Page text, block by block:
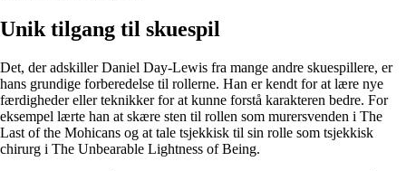
Unik tilgang til skuespil
Det, der adskiller Daniel Day-Lewis fra mange andre skuespillere, er
hans grundige forberedelse til rollerne. Han er kendt for at lære nye
færdigheder eller teknikker for at kunne forstå karakteren bedre. For
eksempel lærte han at skære sten til rollen som murersvenden i The
Last of the Mohicans og at tale tsjekkisk til sin rolle som tsjekkisk
chirurg i The Unbearable Lightness of Being.